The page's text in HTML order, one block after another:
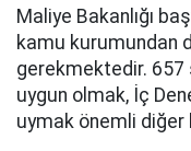
Maliye Bakanlığı
kamu kurumundan
gerekmektedir. 657
uygun olmak, İç
uymak önemli diğer